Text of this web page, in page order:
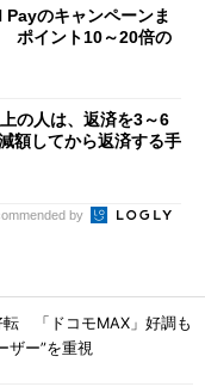
のキャンペーンま
ポイント10～20倍の
の人は、返済を3～6
額してから返済する手
by
転 「ドコモMAX」好調も
ザー”を重視